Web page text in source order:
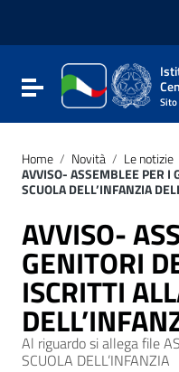
Vai al footer
Attiva / disattiva la
Sito
Home / Novità / Le notizie
AVVISO- ASSEMBLEE PER I
SCUOLA DELL’INFANZIA
AVVISO-
GENITORI
ISCRITTI
Al riguardo si allega file
SCUOLA DELL’INFANZIA